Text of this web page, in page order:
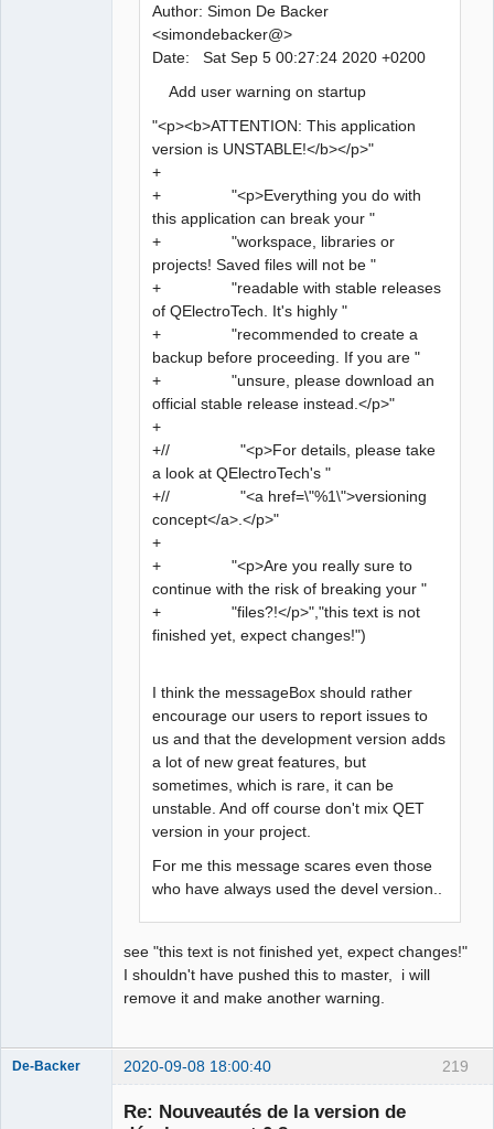
Author: Simon De Backer
<simondebacker@>
Date: Sat Sep 5 00:27:24 2020 +0200
Add user warning on startup
"<p><b>ATTENTION: This application
version is UNSTABLE!</b></p>"
+
+ "<p>Everything you do with
this application can break your "
+ "workspace, libraries or
projects! Saved files will not be "
+ "readable with stable releases
of QElectroTech. It's highly "
+ "recommended to create a
backup before proceeding. If you are "
+ "unsure, please download an
official stable release instead.</p>"
+
+// "<p>For details, please take
a look at QElectroTech's "
+// "<a href=\"%1\">versioning
concept</a>.</p>"
+
+ "<p>Are you really sure to
continue with the risk of breaking your "
+ "files?!</p>","this text is not
finished yet, expect changes!")
I think the messageBox should rather
encourage our users to report issues to
us and that the development version adds
a lot of new great features, but
sometimes, which is rare, it can be
unstable. And off course don't mix QET
version in your project.
For me this message scares even those
who have always used the devel version..
see "this text is not finished yet, expect changes!"
I shouldn't have pushed this to master, i will
remove it and make another warning.
219
De-Backer 2020-09-08 18:00:40
Re: Nouveautés de la version de